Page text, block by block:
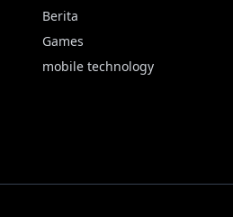
Berita
Games
mobile technology